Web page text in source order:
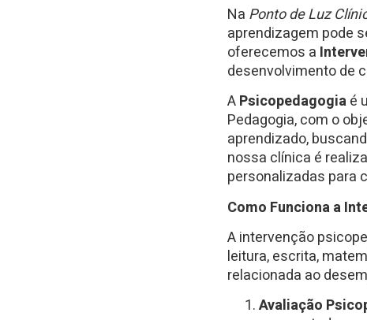
Na Ponto de Luz
aprendizagem pode
oferecemos a
desenvolvimento de
APsicopedagogiaé
Pedagogia, com o
aprendizado,
nossa clínica é
personalizadas para
Como Funciona a
A intervenção
leitura, escrita,
relacionada ao
Avaliação